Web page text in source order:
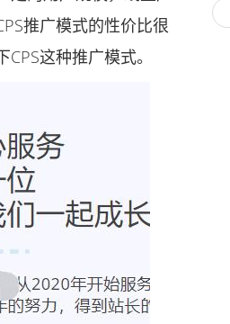
推广模式的性价比很
这种推广模式。